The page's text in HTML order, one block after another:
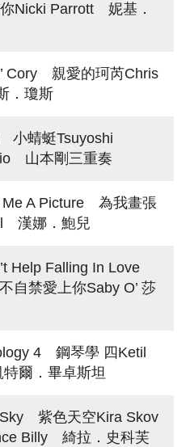
Nicki Parrott 妮基．
親愛的珂芮Chris
．瓊斯
蜓Tsuyoshi
山本剛三重奏
Picture 為我畫張
漢娜．鮑兒
Falling In Love
自禁愛上你Saby O’ 莎
4 鋼琴學 四Ketil
爾．畢卓斯坦
色天空Kira Skov
Billy 綺拉．史科芙